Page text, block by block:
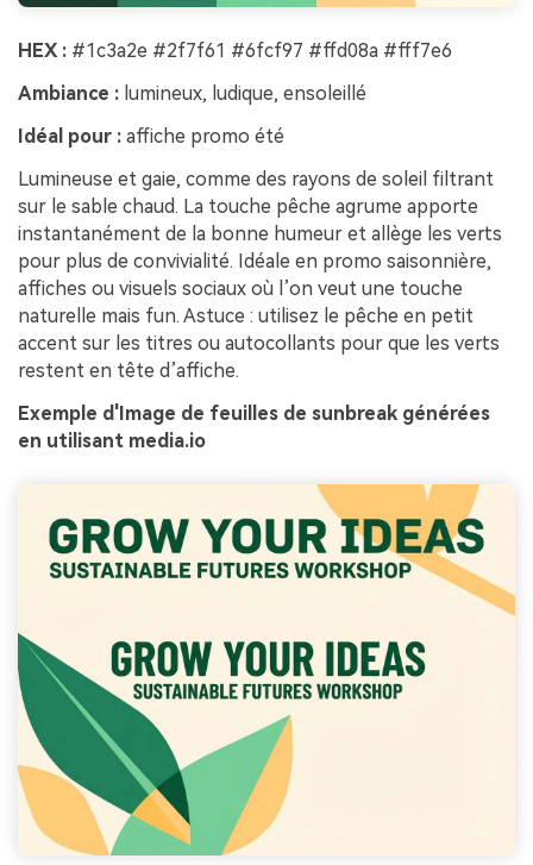
HEX : #1c3a2e #2f7f61 #6fcf97 #ffd08a #fff7e6
Ambiance : lumineux, ludique, ensoleillé
Idéal pour : affiche promo été
Lumineuse et gaie, comme des rayons de soleil filtrant
sur le sable chaud. La touche pêche agrume apporte
instantanément de la bonne humeur et allège les verts
pour plus de convivialité. Idéale en promo saisonnière,
affiches ou visuels sociaux où l’on veut une touche
naturelle mais fun. Astuce : utilisez le pêche en petit
accent sur les titres ou autocollants pour que les verts
restent en tête d’affiche.
Exemple d'Image de feuilles de sunbreak générées
en utilisant media.io